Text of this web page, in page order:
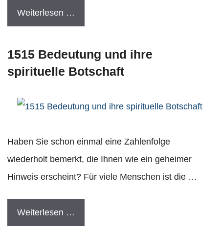
Weiterlesen …
1515 Bedeutung und ihre
spirituelle Botschaft
Haben Sie schon einmal eine Zahlenfolge
wiederholt bemerkt, die Ihnen wie ein geheimer
Hinweis erscheint? Für viele Menschen ist die …
Weiterlesen …